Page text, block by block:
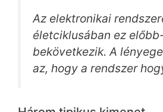
Az elektronikai
életciklusában ez
bekövetkezik. A
az, hogy a rendszer